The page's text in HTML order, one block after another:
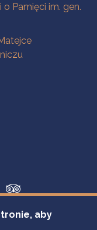
Pamięci im. gen.
aby